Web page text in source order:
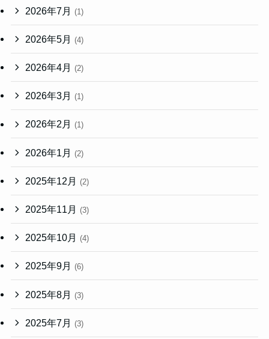
2026年7月 (1)
2026年5月 (4)
2026年4月 (2)
2026年3月 (1)
2026年2月 (1)
2026年1月 (2)
2025年12月 (2)
2025年11月 (3)
2025年10月 (4)
2025年9月 (6)
2025年8月 (3)
2025年7月 (3)